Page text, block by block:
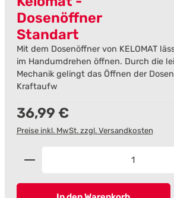
Dosenöffner
Standart
Mit dem Dosenöffner von KELOMAT
im Handumdrehen öffnen. Durch die
Mechanik gelingt das Öffnen der
Kraftaufw
Regulärer Preis:
36,99 €
Preise inkl. MwSt. zzgl. Versandkosten
Produkt Anzahl: Gib den